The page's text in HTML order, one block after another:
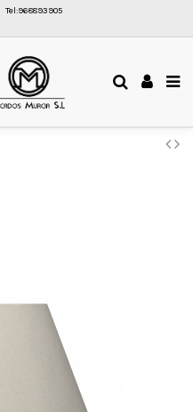
Tel:968893905